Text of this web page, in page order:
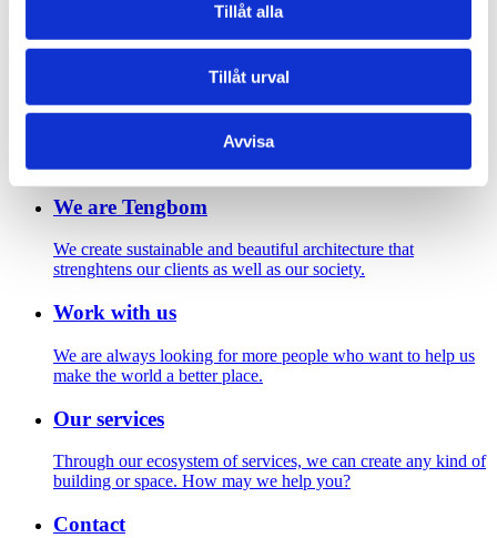
Tillåt alla
Tillåt urval
Avvisa
Footer
Contact us
Welcome to Tengbom! Whatever your question or enquiry,
We are Tengbom
We create sustainable and beautiful architecture that
strenghtens our clients as well as our society.
Work with us
We are always looking for more people who want to help us
make the world a better place.
Our services
Through our ecosystem of services, we can create any kind of
building or space. How may we help you?
Contact